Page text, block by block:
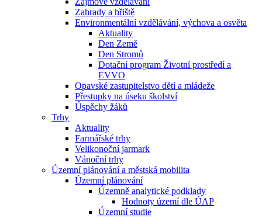
Zahrady a hřiště
Environmentální vzdělávání, výchova a osvěta
Aktuality
Den Země
Den Stromů
Dotační program Životní prostředí a
EVVO
Opavské zastupitelstvo dětí a mládeže
Přestupky na úseku školství
Úspěchy žáků
Trhy
Aktuality
Farmářské trhy
Velikonoční jarmark
Vánoční trhy
Územní plánování a městská mobilita
Územní plánování
Územně analytické podklady
Hodnoty území dle ÚAP
Územní studie